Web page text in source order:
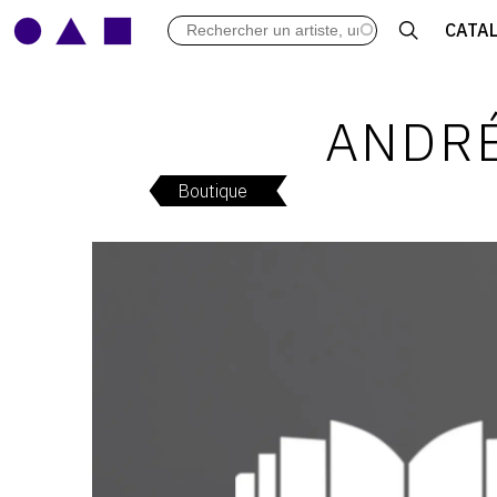
ARCHIVES DES EXPOSITIONS
LIBRAIRIE : LIVRES &
LEXIQUE ARTISTIQUE
Boutique